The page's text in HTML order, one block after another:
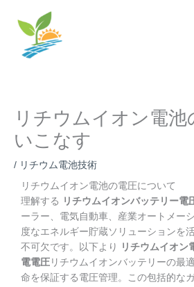
リチウムイオン電池
いこなす
/ リチウム電池技術
リチウムイオン電池の電圧について
理解する リチウムイオンバッテリー電
ーラー、電気自動車、産業オートメー
度なエネルギー貯蔵ソリューションを
不可欠です。以下より
リチウムイオン
電電圧 リチウムイオンバッテリーの最
命を保証する電圧管理。この包括的な